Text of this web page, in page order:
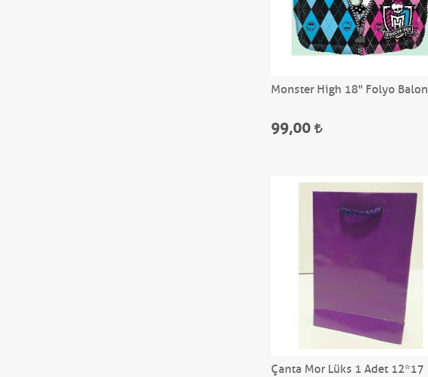
Monster High 18" Folyo Balon
99,00
Çanta Mor Lüks 1 Adet 12*17